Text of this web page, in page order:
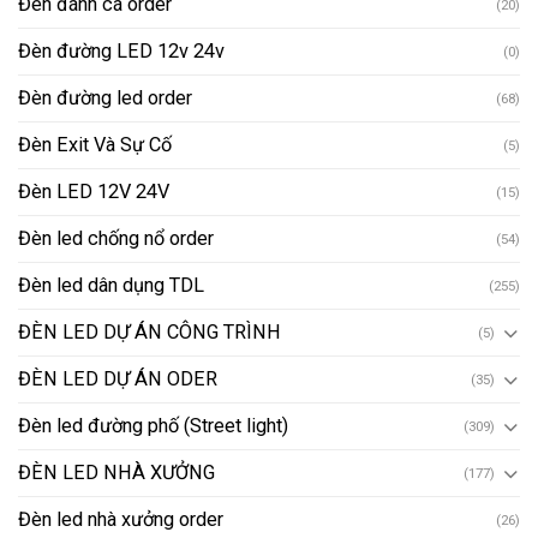
(20)
Đèn đường LED 12v 24v (0)
Đèn đường led order (68)
Đèn Exit Và Sự Cố (5)
Đèn LED 12V 24V (15)
Đèn led chống nổ order (54)
Đèn led dân dụng TDL (255)
ĐÈN LED DỰ ÁN CÔNG TRÌNH (5)
ĐÈN LED DỰ ÁN ODER (35)
Đèn led đường phố (Street light) (309)
ĐÈN LED NHÀ XƯỞNG (177)
Đèn led nhà xưởng order (26)